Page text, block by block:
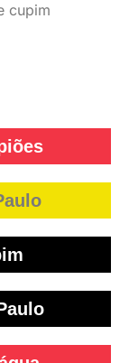
cupim